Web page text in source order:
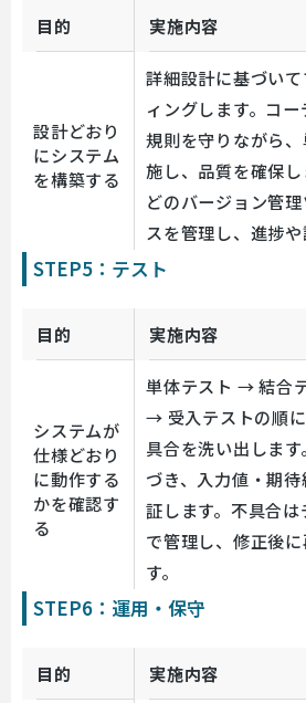
目的 実施内容
設計どおり
にシステム
を構築する
詳細設計に基づい
ィングします。コ
規則を守りながら
施し、品質を確保
どのバージョン管
スを管理し、進捗や
STEP5：テスト
目的 実施内容
システムが
仕様どおり
に動作する
かを確認す
る
単体テスト → 結合
→ 受入テストの順
具合を洗い出しま
づき、入力値・期
証します。不具合
で管理し、修正後
す。
STEP6：運用・保守
目的 実施内容